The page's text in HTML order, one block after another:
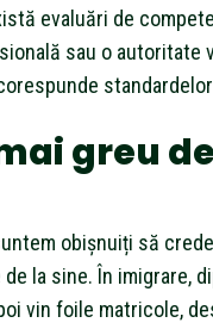
evaluări de
sau o autoritate
greu
obișnuiți să
la sine. În imigrare,
vin foile matricole,